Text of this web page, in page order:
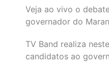
Veja ao vivo o
governador do
TV Band realiza
candidatos ao